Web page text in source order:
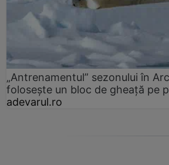
„Antrenamentul” sezonului în
folosește un bloc de gheață pe
adevarul.ro